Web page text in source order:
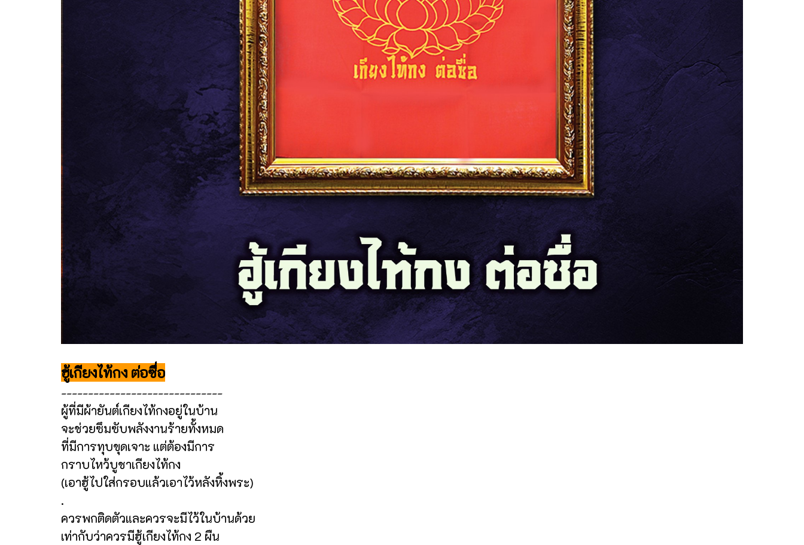
ฮู้เกียงไท้กง ต่อซื่อ
------------------------------
ผู้ที่มีผ้ายันต์เกียงไท้กงอยู่ในบ้าน
จะช่วยซึมซับพลังงานร้ายทั้งหมด
ที่มีการทุบขุดเจาะ แต่ต้องมีการ
กราบไหว้บูชาเกียงไท้กง
(เอาฮู้ไปใส่กรอบแล้วเอาไว้หลังหิ้งพระ)
.
ควรพกติดตัวและควรจะมีไว้ในบ้านด้วย
เท่ากับว่าควรมีฮู้เกียงไท้กง 2 ผืน